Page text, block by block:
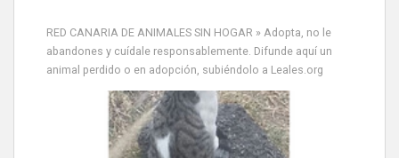
RED CANARIA DE ANIMALES SIN HOGAR » Adopta, no le
abandones y cuídale responsablemente. Difunde aquí un
animal perdido o en adopción, subiéndolo a Leales.org